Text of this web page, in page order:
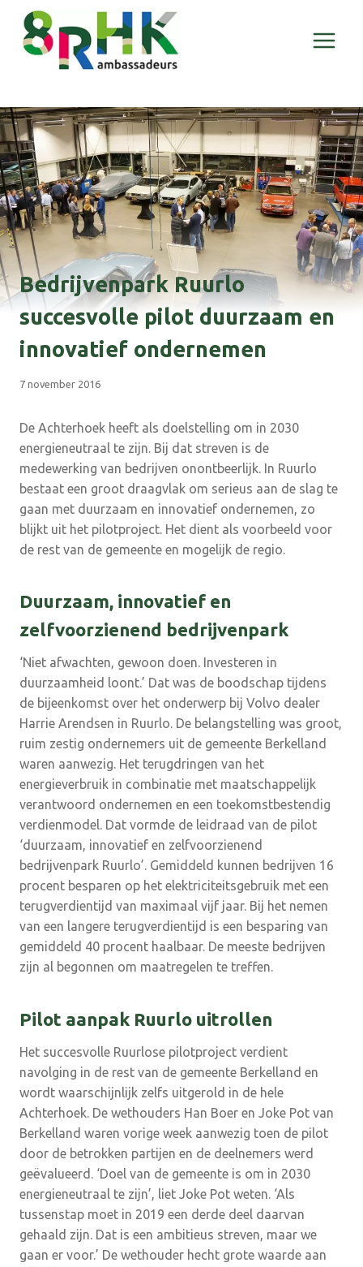
Doorgaan
naar
inhoud
Bedrijvenpark Ruurlo
succesvolle pilot duurzaam en
innovatief ondernemen
7 november 2016
De Achterhoek heeft als doelstelling om in 2030
energieneutraal te zijn. Bij dat streven is de
medewerking van bedrijven onontbeerlijk. In Ruurlo
bestaat een groot draagvlak om serieus aan de slag te
gaan met duurzaam en innovatief ondernemen, zo
blijkt uit het pilotproject. Het dient als voorbeeld voor
de rest van de gemeente en mogelijk de regio.
Duurzaam, innovatief en
zelfvoorzienend bedrijvenpark
‘Niet afwachten, gewoon doen. Investeren in
duurzaamheid loont.’ Dat was de boodschap tijdens
de bijeenkomst over het onderwerp bij Volvo dealer
Harrie Arendsen in Ruurlo. De belangstelling was groot,
ruim zestig ondernemers uit de gemeente Berkelland
waren aanwezig. Het terugdringen van het
energieverbruik in combinatie met maatschappelijk
verantwoord ondernemen en een toekomstbestendig
verdienmodel. Dat vormde de leidraad van de pilot
‘duurzaam, innovatief en zelfvoorzienend
bedrijvenpark Ruurlo’. Gemiddeld kunnen bedrijven 16
procent besparen op het elektriciteitsgebruik met een
terugverdientijd van maximaal vijf jaar. Bij het nemen
van een langere terugverdientijd is een besparing van
gemiddeld 40 procent haalbaar. De meeste bedrijven
zijn al begonnen om maatregelen te treffen.
Pilot aanpak Ruurlo uitrollen
Het succesvolle Ruurlose pilotproject verdient
navolging in de rest van de gemeente Berkelland en
wordt waarschijnlijk zelfs uitgerold in de hele
Achterhoek. De wethouders Han Boer en Joke Pot van
Berkelland waren vorige week aanwezig toen de pilot
door de betrokken partijen en de deelnemers werd
geëvalueerd. ‘Doel van de gemeente is om in 2030
energieneutraal te zijn’, liet Joke Pot weten. ‘Als
tussenstap moet in 2019 een derde deel daarvan
gehaald zijn. Dat is een ambitieus streven, maar we
gaan er voor.’ De wethouder hecht grote waarde aan